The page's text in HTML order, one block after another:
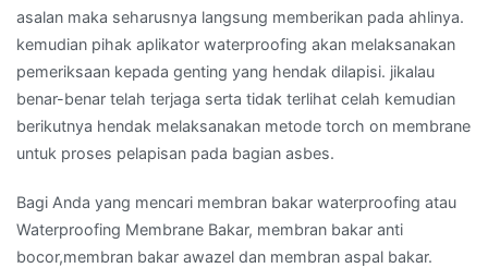
asalan maka seharusnya langsung memberikan pada ahlinya.
kemudian pihak aplikator waterproofing akan melaksanakan
pemeriksaan kepada genting yang hendak dilapisi. jikalau
benar-benar telah terjaga serta tidak terlihat celah kemudian
berikutnya hendak melaksanakan metode torch on membrane
untuk proses pelapisan pada bagian asbes.
Bagi Anda yang mencari membran bakar waterproofing atau
Waterproofing Membrane Bakar, membran bakar anti
bocor,membran bakar awazel dan membran aspal bakar.